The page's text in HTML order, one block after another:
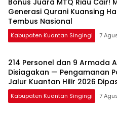
Generasi Qurani Kuansing
Tembus Nasional
Kabupaten Kuantan Singingi 7
214 Personel dan 9 Armada
Disiagakan — Pengamanan
Jalur Kuantan Hilir 2026
Maksimal
Kabupaten Kuantan Singingi 7